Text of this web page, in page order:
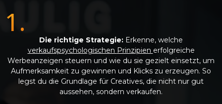
1.
Die richtige Strategie: Erkenne, welche
verkaufspsychologischen Prinzipien erfolgreiche
Werbeanzeigen steuern und wie du sie gezielt einsetzt, um
Aufmerksamkeit zu gewinnen und Klicks zu erzeugen. So
legst du die Grundlage für Creatives, die nicht nur gut
aussehen, sondern verkaufen.